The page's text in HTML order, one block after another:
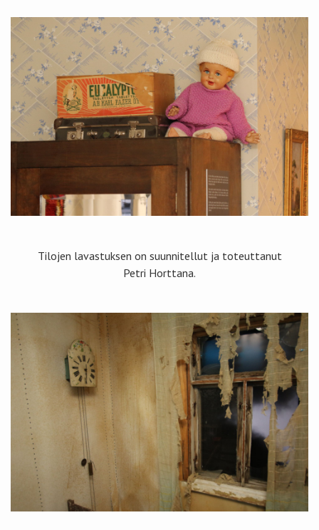
Tilojen lavastuksen on suunnitellut ja toteuttanut
Petri Horttana.